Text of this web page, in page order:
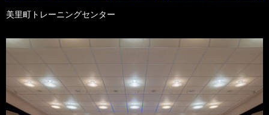
美里町トレーニングセンター